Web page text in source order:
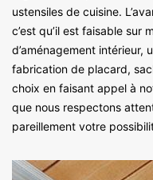
ustensiles de cuisine.
c’est qu’il est faisable sur
d’aménagement intérieur,
fabrication de placard,
choix en faisant appel à
que nous respectons
pareillement votre